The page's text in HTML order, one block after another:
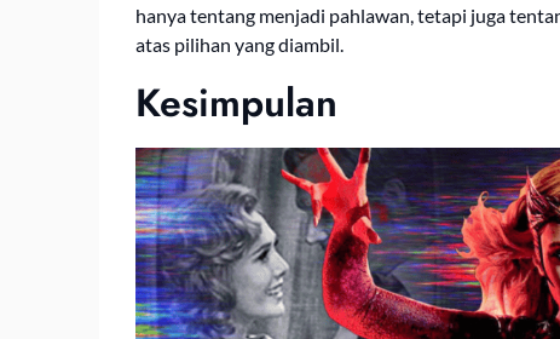
hanya tentang menjadi pahlawan, tetapi juga
atas pilihan yang diambil.
Kesimpulan